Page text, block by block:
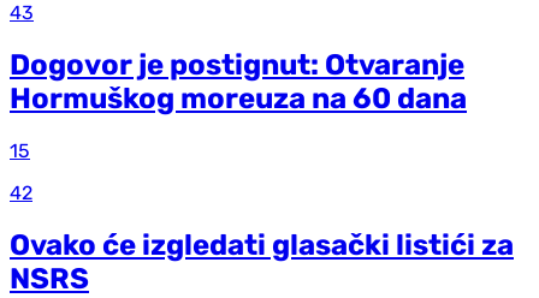
43
Dogovor je postignut: Otvaranje
Hormuškog moreuza na 60 dana
15
42
Ovako će izgledati glasački listići za
NSRS